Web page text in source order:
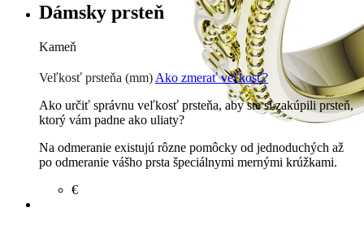
Dámsky prsteň
Kameň
Prírodné kamene
Veľkosť prsteňa (mm) Ako zmerať veľkosť?
Ako určiť správnu veľkosť prsteňa, aby ste si zakúpili prsteň,
ktorý vám padne ako uliaty?
Na odmeranie existujú rôzne pomôcky od jednoduchých až
po odmeranie vášho prsta špeciálnymi mernými krúžkami.
€